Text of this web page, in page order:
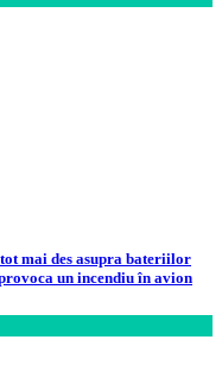
mai des asupra bateriilor
un incendiu în avion